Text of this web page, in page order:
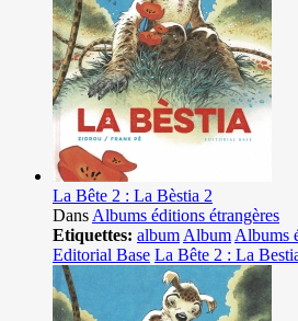
La Bête 2 : La Bèstia 2
Dans Albums éditions étrangères
Etiquettes: album Album Albums
Editorial Base La Bête 2 : La